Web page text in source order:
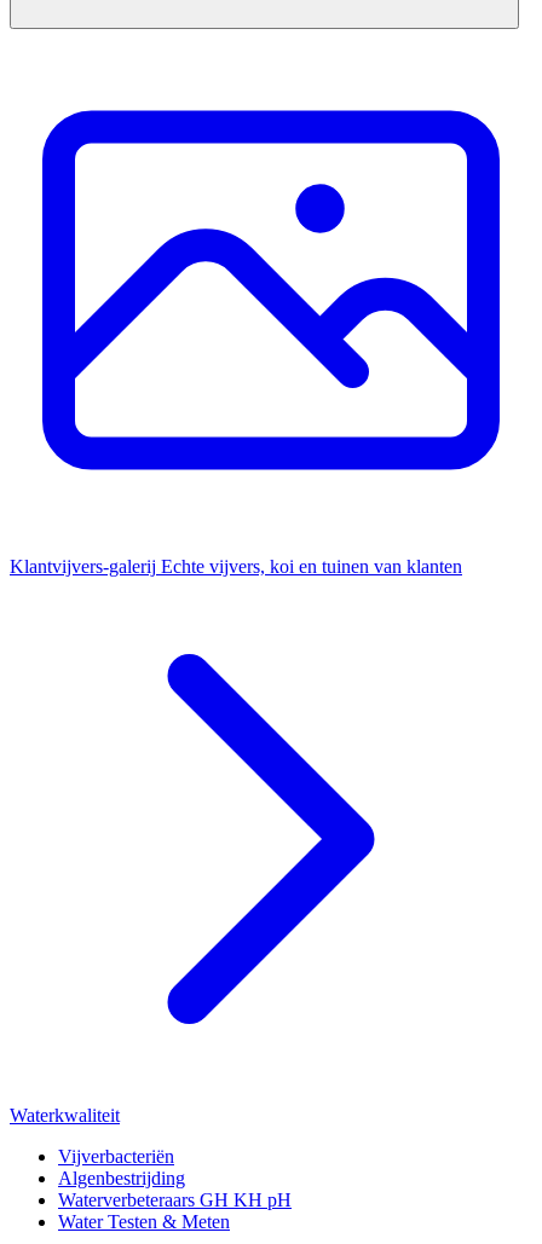
Klantvijvers-galerij Echte vijvers, koi en tuinen van klanten
Waterkwaliteit
Vijverbacteriën
Algenbestrijding
Waterverbeteraars GH KH pH
Water Testen & Meten